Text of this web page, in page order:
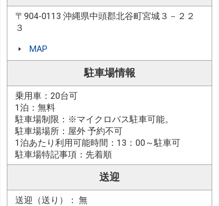
〒904-0113 沖縄県中頭郡北谷町宮城３－２２
３
MAP
駐車場情報
乗用車：20台可
1泊：無料
駐車場制限：※マイクロバス駐車可能。
駐車場場所：屋外 予約不可
1泊あたり利用可能時間：13：00～駐車可
駐車場特記事項：先着順
送迎
送迎（送り）： 無